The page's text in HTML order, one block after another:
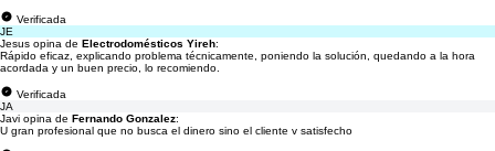
Verificada
JE
Jesus opina de Electrodomésticos Yireh:
Rápido eficaz, explicando problema técnicamente, poniendo la solución, quedando a la hora
acordada y un buen precio, lo recomiendo.
Verificada
JA
Javi opina de Fernando Gonzalez:
U gran profesional que no busca el dinero sino el cliente v satisfecho